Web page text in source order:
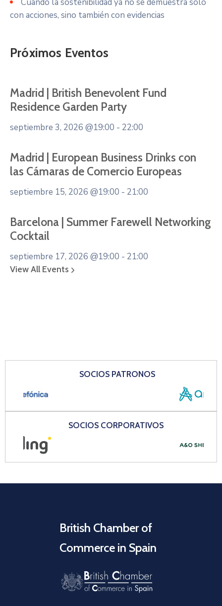
con acciones, sino también con evidencias
Próximos Eventos
Madrid | British Benevolent Fund
Residence Garden Party
septiembre 3, 2026 @19:00 - 22:00
Madrid | European Business Drinks con
las Cámaras de Comercio Europeas
septiembre 15, 2026 @19:00 - 21:00
Barcelona | Summer Farewell Networking
Cocktail
septiembre 17, 2026 @19:00 - 21:00
View All Events
SOCIOS PATRONOS
SOCIOS CORPORATIVOS
British Chamber of
Commerce in Spain